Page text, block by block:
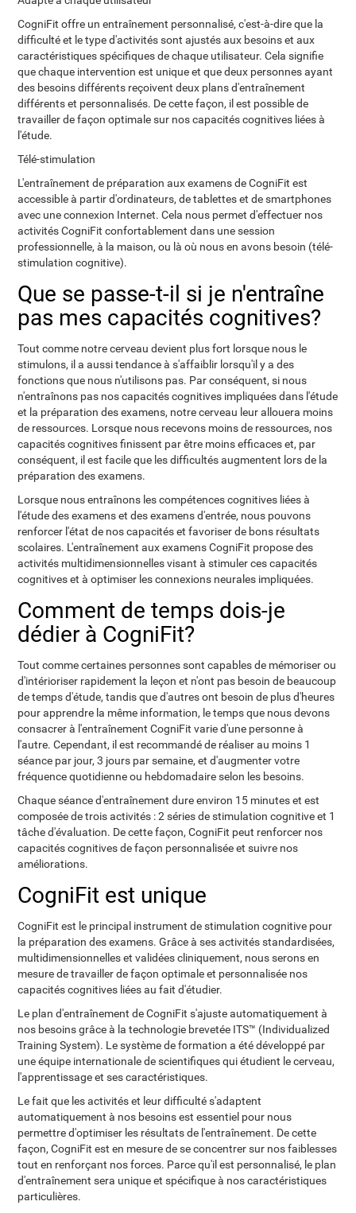
CogniFit offre un entraînement personnalisé, c'est-à-dire que la
difficulté et le type d'activités sont ajustés aux besoins et aux
caractéristiques spécifiques de chaque utilisateur. Cela signifie
que chaque intervention est unique et que deux personnes ayant
des besoins différents reçoivent deux plans d'entraînement
différents et personnalisés. De cette façon, il est possible de
travailler de façon optimale sur nos capacités cognitives liées à
l'étude.
Télé-stimulation
L'entraînement de préparation aux examens de CogniFit est
accessible à partir d'ordinateurs, de tablettes et de smartphones
avec une connexion Internet. Cela nous permet d'effectuer nos
activités CogniFit confortablement dans une session
professionnelle, à la maison, ou là où nous en avons besoin (télé-
stimulation cognitive).
Que se passe-t-il si je n'entraîne
pas mes capacités cognitives?
Tout comme notre cerveau devient plus fort lorsque nous le
stimulons, il a aussi tendance à s'affaiblir lorsqu'il y a des
fonctions que nous n'utilisons pas. Par conséquent, si nous
n'entraînons pas nos capacités cognitives impliquées dans l'étude
et la préparation des examens, notre cerveau leur allouera moins
de ressources. Lorsque nous recevons moins de ressources, nos
capacités cognitives finissent par être moins efficaces et, par
conséquent, il est facile que les difficultés augmentent lors de la
préparation des examens.
Lorsque nous entraînons les compétences cognitives liées à
l'étude des examens et des examens d'entrée, nous pouvons
renforcer l'état de nos capacités et favoriser de bons résultats
scolaires. L'entraînement aux examens CogniFit propose des
activités multidimensionnelles visant à stimuler ces capacités
cognitives et à optimiser les connexions neurales impliquées.
Comment de temps dois-je
dédier à CogniFit?
Tout comme certaines personnes sont capables de mémoriser ou
d'intérioriser rapidement la leçon et n'ont pas besoin de beaucoup
de temps d'étude, tandis que d'autres ont besoin de plus d'heures
pour apprendre la même information, le temps que nous devons
consacrer à l'entraînement CogniFit varie d'une personne à
l'autre. Cependant, il est recommandé de réaliser au moins 1
séance par jour, 3 jours par semaine, et d'augmenter votre
fréquence quotidienne ou hebdomadaire selon les besoins.
Chaque séance d'entraînement dure environ 15 minutes et est
composée de trois activités : 2 séries de stimulation cognitive et 1
tâche d'évaluation. De cette façon, CogniFit peut renforcer nos
capacités cognitives de façon personnalisée et suivre nos
améliorations.
CogniFit est unique
CogniFit est le principal instrument de stimulation cognitive pour
la préparation des examens. Grâce à ses activités standardisées,
multidimensionnelles et validées cliniquement, nous serons en
mesure de travailler de façon optimale et personnalisée nos
capacités cognitives liées au fait d'étudier.
Le plan d'entraînement de CogniFit s'ajuste automatiquement à
nos besoins grâce à la technologie brevetée ITS™ (Individualized
Training System). Le système de formation a été développé par
une équipe internationale de scientifiques qui étudient le cerveau,
l'apprentissage et ses caractéristiques.
Le fait que les activités et leur difficulté s'adaptent
automatiquement à nos besoins est essentiel pour nous
permettre d'optimiser les résultats de l'entraînement. De cette
façon, CogniFit est en mesure de se concentrer sur nos faiblesses
tout en renforçant nos forces. Parce qu'il est personnalisé, le plan
d'entraînement sera unique et spécifique à nos caractéristiques
particulières.